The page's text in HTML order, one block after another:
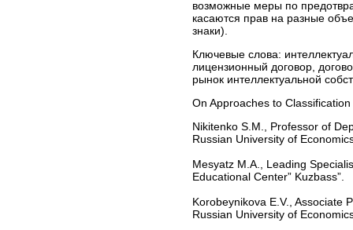
возможные меры по
касаются прав на разные
знаки).
Ключевые слова:
лицензионный договор,
рынок интеллектуальной
On Approaches to
Nikitenko S.M., Professor of
Russian University of
Mesyatz M.A., Leading
Educational Center” Kuzbass”.
Korobeynikova E.V., Associate
Russian University of